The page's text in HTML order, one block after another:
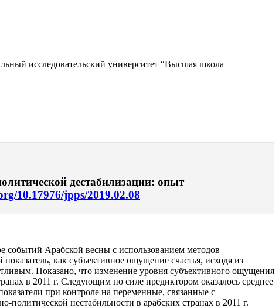
исследовательский университет “Высшая школа
дестабилизации: опыт
10.17976/jpps/2019.02.08
событий Арабской весны с использованием методов
как субъективное ощущение счастья, исходя из
Показано, что изменение уровня субъективного ощущения
в 2011 г. Следующим по силе предиктором оказалось среднее
при контроле на переменные, связанные с
нестабильности в арабских странах в 2011 г.